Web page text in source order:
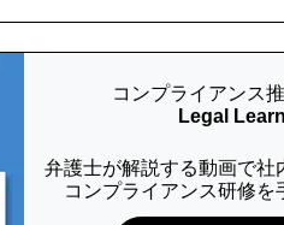
コンプライアンス
Legal
弁護士が解説する動画で社
コンプライアンス研修を